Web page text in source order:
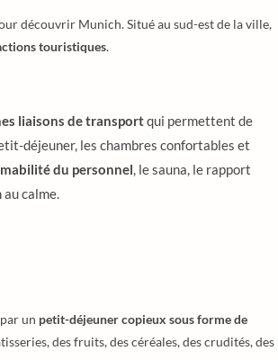
découvrir Munich. Situé au sud-est de la ville,
touristiques.
liaisons de transportqui permettent de
déjeuner, les chambres confortables et
du personnel, le sauna, le rapport
calme.
un petit-déjeuner copieux sous forme de
des fruits, des céréales, des crudités, des